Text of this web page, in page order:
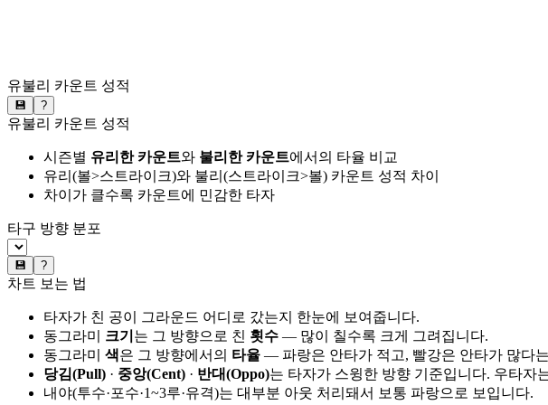
유불리 카운트 성적
💾 ?
유불리 카운트 성적
시즌별 유리한 카운트와 불리한 카운트에서의 타율 비교
유리(볼>스트라이크)와 불리(스트라이크>볼) 카운트 성적 차이
차이가 클수록 카운트에 민감한 타자
타구 방향 분포
💾 ?
차트 보는 법
타자가 친 공이 그라운드 어디로 갔는지 한눈에 보여줍니다.
동그라미 크기 는 그 방향으로 친 횟수 — 많이 칠수록 크게 그려집니다.
동그라미 색은 그 방향에서의 타율 — 파랑은 안타가 적고, 빨강은 안타가 많다
당김(Pull) · 중앙(Cent) · 반대(Oppo)는 타자가 스윙한 방향 기준입니다. 우타자
내야(투수·포수·1~3루·유격)는 대부분 아웃 처리돼서 보통 파랑으로 보입니다.